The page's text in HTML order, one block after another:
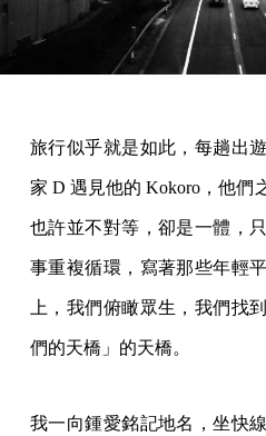
旅行似乎就是如此，每趟出
家 D 遇見他的 Kokoro，他們
也許並不對等，卻是一體，
事重複循環，寫著那些年輕
上，我們俯瞰眾生，我們找
們的天橋」的天橋。
我一向鍾愛銘記地名，坐快